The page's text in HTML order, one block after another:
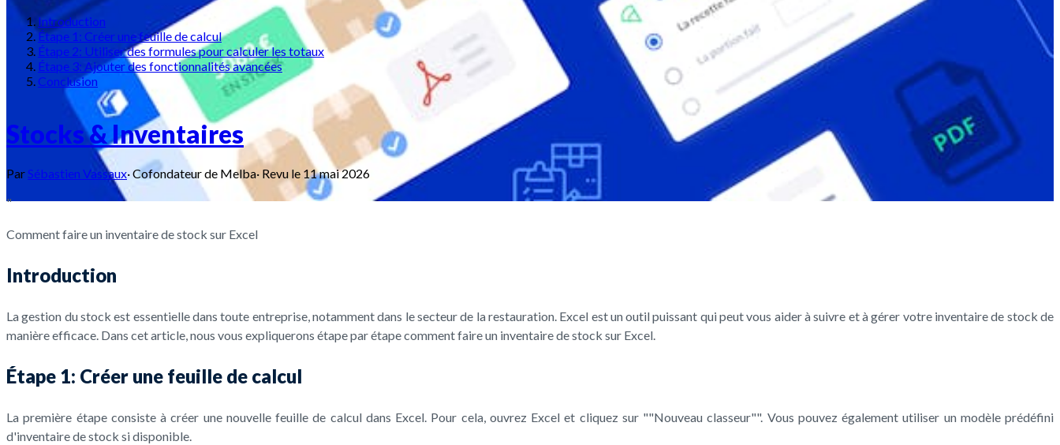
Introduction
Étape 1: Créer une feuille de calcul
Étape 2: Utiliser des formules pour calculer les totaux
Étape 3: Ajouter des fonctionnalités avancées
Conclusion
Stocks & Inventaires
ParSébastien Vassaux·Cofondateur de Melba· Revu le 11 mai 2026
"
Comment faire un inventaire de stock sur Excel
Introduction
La gestion du stock est essentielle dans toute entreprise, notamment dans le secteur de la restauration. Excel est un outil puissant qui peut vous aider à suivre et à gérer votre inventaire de stock de
manière efficace. Dans cet article, nous vous expliquerons étape par étape comment faire un inventaire de stock sur Excel.
Étape 1: Créer une feuille de calcul
La première étape consiste à créer une nouvelle feuille de calcul dans Excel. Pour cela, ouvrez Excel et cliquez sur ""Nouveau classeur"". Vous pouvez également utiliser un modèle prédéfini
d'inventaire de stock si disponible.